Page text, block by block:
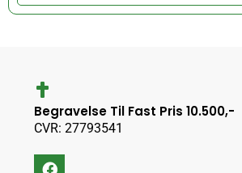
Begravelse Til Fast Pris 10.500,-
CVR: 27793541